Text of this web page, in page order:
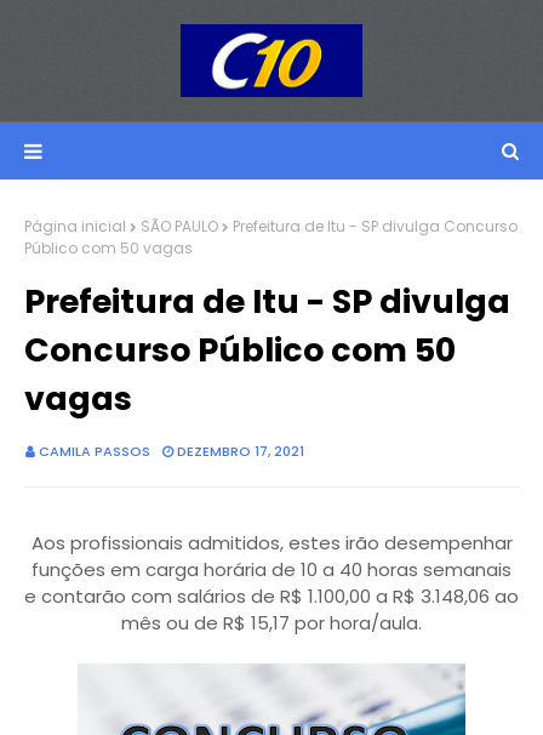
Página inicial SÃO PAULO
Prefeitura de Itu - SP divulga Concurso
Público com 50 vagas
Prefeitura de Itu - SP divulga
Concurso Público com 50
vagas
CAMILA PASSOS DEZEMBRO 17, 2021
Aos profissionais admitidos, estes irão desempenhar
funções em carga horária de 10 a 40 horas semanais
e contarão com salários de R$ 1.100,00 a R$ 3.148,06 ao
mês ou de R$ 15,17 por hora/aula.